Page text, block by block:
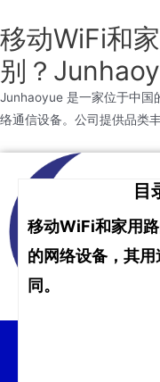
移动WiFi和
别？
Junhaoyue 是一家位于中国
络通信设备。公司提供品类
容
目
移动WiFi和家用
的网络设备，其
同。